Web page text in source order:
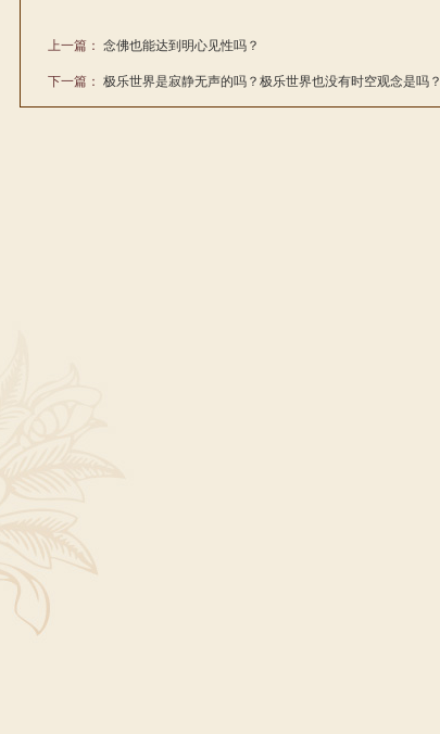
上一篇： 念佛也能达到明心见性吗？
下一篇： 极乐世界是寂静无声的吗？极乐世界也没有时空观念是吗？